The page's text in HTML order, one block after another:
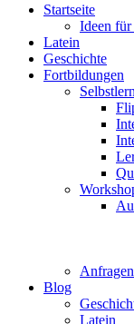
Startseite
Ideen für
Latein
Geschichte
Fortbildungen
Anfragen
Blog
Latein